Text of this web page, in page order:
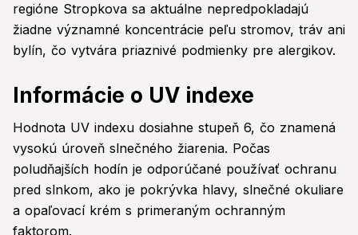
regióne Stropkova sa aktuálne nepredpokladajú
žiadne významné koncentrácie peľu stromov, tráv ani
bylín, čo vytvára priaznivé podmienky pre alergikov.
Informácie o UV indexe
Hodnota UV indexu dosiahne stupeň 6, čo znamená
vysokú úroveň slnečného žiarenia. Počas
poludňajších hodín je odporúčané používať ochranu
pred slnkom, ako je pokrývka hlavy, slnečné okuliare
a opaľovací krém s primeraným ochranným
faktorom.